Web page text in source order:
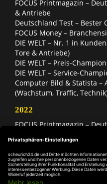
FOCUS Printmagazin –
& Antriebe
Deutschland Test – Bester
FOCUS Money –
DIE WELT – Nr. 1 in
Tore & Antriebe)
DIE WELT – Preis-
DIE WELT – Service-
Computer Bild & Statista –
(Wachstum, Traffic,
2022
FOCUS Printmagazin –
Deutschland Test – Bester
FOCUS Money –
DIE WELT – Service-
DIE WELT –